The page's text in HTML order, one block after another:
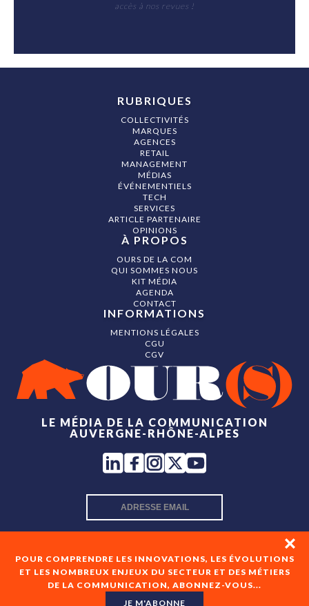
accès à nos revues !
POUR COMPRENDRE LES INNOVATIONS, LES ÉVOLUTIONS
ET LES NOMBREUX ENJEUX DU SECTEUR ET DES MÉTIERS
DE LA COMMUNICATION, ABONNEZ-VOUS...
JE M'ABONNE
LE MÉDIA DE LA COMMUNICATION
AUVERGNE-RHÔNE-ALPES
En cochant cette case, je consens à recevoir les newsletters
RUBRIQUES
COLLECTIVITÉS
MARQUES
AGENCES
RETAIL
MANAGEMENT
MÉDIAS
ÉVÉNEMENTIELS
TECH
SERVICES
ARTICLE PARTENAIRE
OPINIONS
À PROPOS
OURS DE LA COM
QUI SOMMES NOUS
KIT MÉDIA
AGENDA
CONTACT
INFORMATIONS
MENTIONS LÉGALES
CGU
CGV